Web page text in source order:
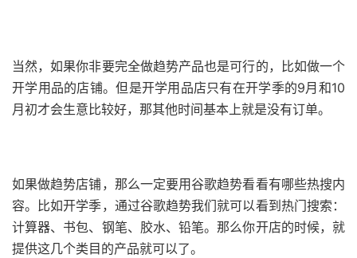
当然，如果你非要完全做趋势产品也是可行的，比如做一个
开学用品的店铺。但是开学用品店只有在开学季的9月和10
月初才会生意比较好，那其他时间基本上就是没有订单。
如果做趋势店铺，那么一定要用谷歌趋势看看有哪些热搜内
容。比如开学季，通过谷歌趋势我们就可以看到热门搜索：
计算器、书包、钢笔、胶水、铅笔。那么你开店的时候，就
提供这几个类目的产品就可以了。